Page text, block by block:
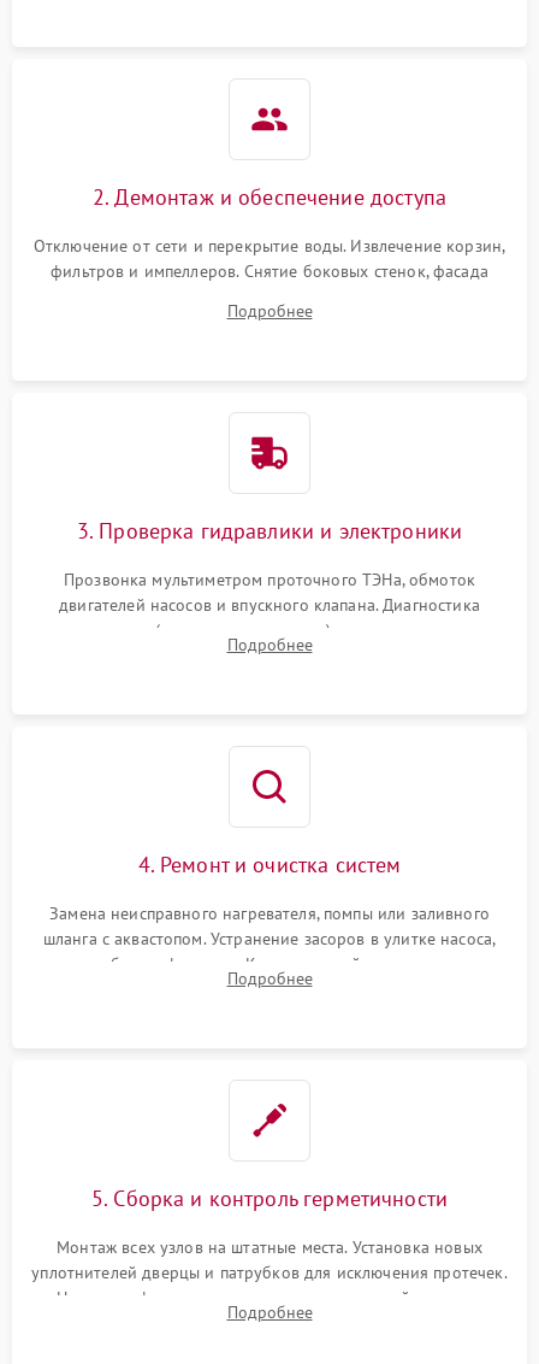
2. Демонтаж и обеспечение доступа
Отключение от сети и перекрытие воды. Извлечение корзин,
фильтров и импеллеров. Снятие боковых стенок, фасада
циркуляционному насосу, ТЭНу и сливной помпе.
Подробнее
3. Проверка гидравлики и электроники
Прозвонка мультиметром проточного ТЭНа, обмоток
двигателей насосов и впускного клапана. Диагностика
прессостата (датчика уровня воды), датчика мутности,
концевика дверцы и электронного модуля управления.
Подробнее
4. Ремонт и очистка систем
Замена неисправного нагревателя, помпы или заливного
шланга с аквастопом. Устранение засоров в улитке насоса,
патрубках и фильтрах. Компонентный ремонт платы
управления, восстановление поврежденной проводки.
Подробнее
5. Сборка и контроль герметичности
Монтаж всех узлов на штатные места. Установка новых
уплотнителей дверцы и патрубков для исключения протечек.
Надежная фиксация хомутов гидравлической системы,
сборка корпуса и установка датчика поплавка.
Подробнее